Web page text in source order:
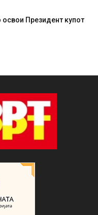
освои Президент купот